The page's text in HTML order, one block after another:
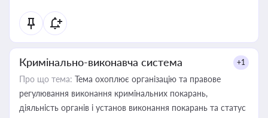
Кримінально-виконавча система +1
Про що тема: Тема охоплює організацію та правове
регулювання виконання кримінальних покарань,
діяльність органів і установ виконання покарань та статус